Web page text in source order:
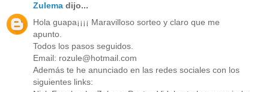
Zulema dijo...
Hola guapa¡¡¡¡ Maravilloso sorteo y claro que me
apunto.
Todos los pasos seguidos.
Email: rozule@hotmail.com
Además te he anunciado en las redes sociales con los
siguientes links: